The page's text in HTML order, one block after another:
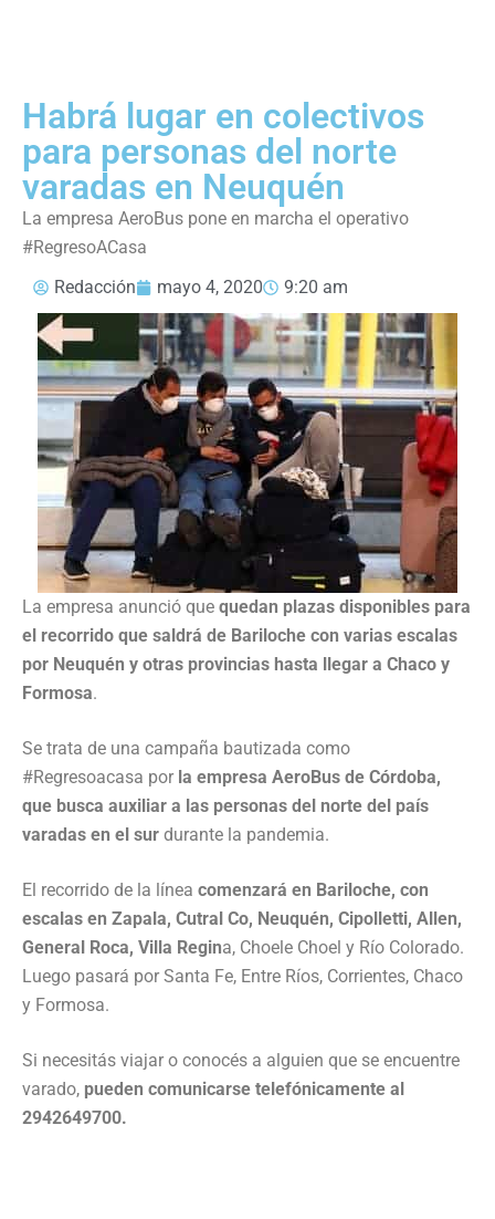
Habrá lugar en colectivos
para personas del norte
varadas en Neuquén
La empresa AeroBus pone en marcha el operativo
#RegresoACasa
Redacción
mayo 4, 2020 9:20 am
La empresa anunció que quedan plazas disponibles para
el recorrido que saldrá de Bariloche con varias escalas
por Neuquén y otras provincias hasta llegar a Chaco y
Formosa.
Se trata de una campaña bautizada como
#Regresoacasa por la empresa AeroBus de Córdoba,
que busca auxiliar a las personas del norte del país
varadas en el sur durante la pandemia.
El recorrido de la línea comenzará en Bariloche, con
escalas en Zapala, Cutral Co, Neuquén, Cipolletti, Allen,
General Roca, Villa Regina, Choele Choel y Río Colorado.
Luego pasará por Santa Fe, Entre Ríos, Corrientes, Chaco
y Formosa.
Si necesitás viajar o conocés a alguien que se encuentre
varado, pueden comunicarse telefónicamente al
2942649700.